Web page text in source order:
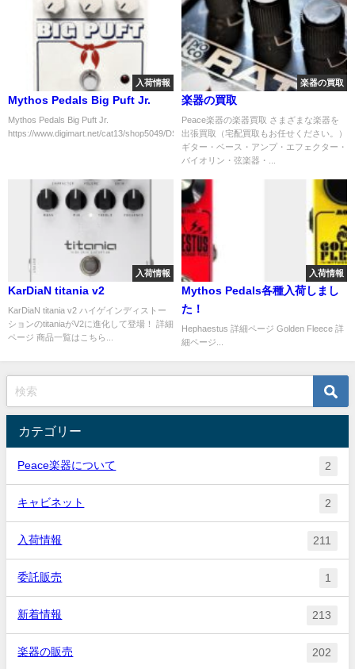
入荷情報
Mythos Pedals Big Puft Jr.
Mythos Pedals Big Puft Jr.
https://www.digimart.net/cat13/shop5049/DS1...
楽器の買取
楽器の買取
Peace楽器の楽器買取 さまざまな楽器を
出張買取（宅配買取もお任せください。）
ギター・ベース・アンプ・エフェクター・
バイオリン・弦楽器・...
入荷情報
KarDiaN titania v2
KarDiaN titania v2 ハイゲインディストー
ションのtitaniaがV2に進化して登場！ 詳細
ページ 商品一覧はこちら...
入荷情報
Mythos Pedals各種入荷しまし
た！
Hephaestus 詳細ページ Golden Fleece 詳
細ページ...
カテゴリー
Peace楽器について 2
キャビネット 2
入荷情報 211
委託販売 1
新着情報 213
楽器の販売 202